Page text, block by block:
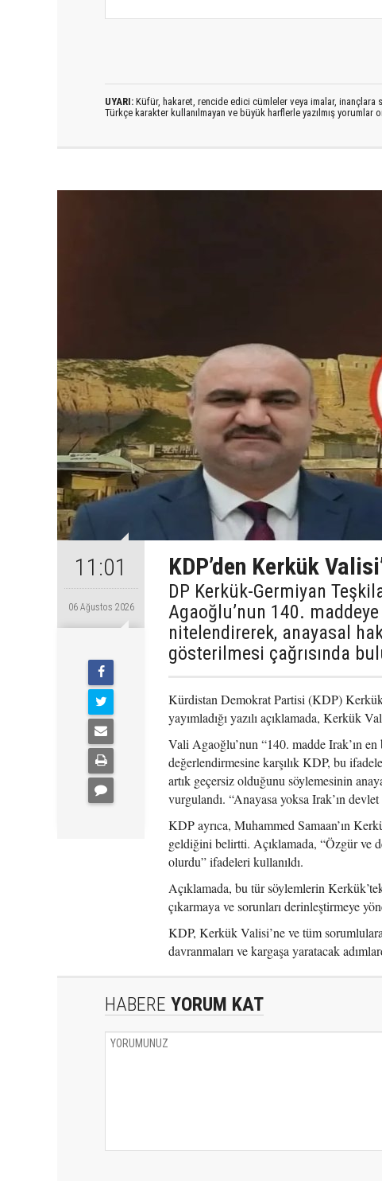
UYARI: Küfür, hakaret, rencide edici cümleler veya imalar, inançlara
Türkçe karakter kullanılmayan ve büyük harflerle yazılmış yorumlar
11:01
06 Ağustos 2026
KDP’den Kerkük
DP Kerkük-Germiyan
Agaoğlu’nun 140.
nitelendirerek, anayasal
gösterilmesi çağrısında
Kürdistan Demokrat Partisi (KDP)
yayımladığı yazılı açıklamada, Kerkük
Vali Agaoğlu’nun “140. madde Irak’ın
değerlendirmesine karşılık KDP, bu
artık geçersiz olduğunu söylemesinin
vurgulandı. “Anayasa yoksa Irak’ın
KDP ayrıca, Muhammed Samaan’ın
geldiğini belirtti. Açıklamada, “Özgür ve
olurdu” ifadeleri kullanıldı.
Açıklamada, bu tür söylemlerin
çıkarmaya ve sorunları derinleştirmeye
KDP, Kerkük Valisi’ne ve tüm sorumlulara
davranmaları ve kargaşa yaratacak
HABERE YORUM KAT